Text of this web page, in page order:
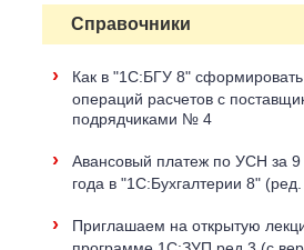
Справочники
›
Как в "1С:БГУ 8"
операций расчетов с
подрядчиками № 4
›
Авансовый платеж по УСН за
года в "1С:Бухгалтерии 8"
›
Приглашаем на открытую